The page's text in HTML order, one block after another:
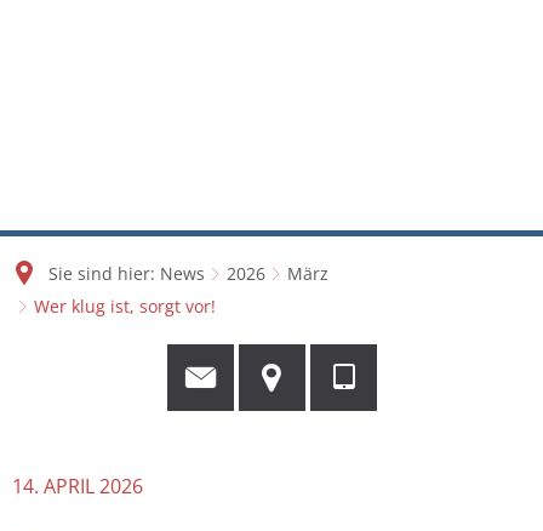
Sie sind hier: News 2026
März
Wer klug ist, sorgt vor!
14. APRIL 2026